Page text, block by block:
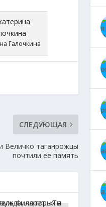
Галочкина
СЛЕДУЮЩАЯ
Величко таганрожцы
почтили ее память